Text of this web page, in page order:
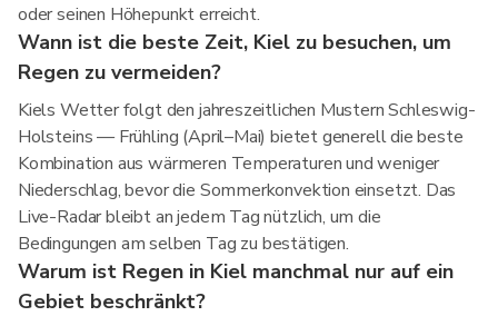
oder seinen Höhepunkt erreicht.
Wann ist die beste Zeit, Kiel zu besuchen, um
Regen zu vermeiden?
Kiels Wetter folgt den jahreszeitlichen Mustern Schleswig-
Holsteins — Frühling (April–Mai) bietet generell die beste
Kombination aus wärmeren Temperaturen und weniger
Niederschlag, bevor die Sommerkonvektion einsetzt. Das
Live-Radar bleibt an jedem Tag nützlich, um die
Bedingungen am selben Tag zu bestätigen.
Warum ist Regen in Kiel manchmal nur auf ein
Gebiet beschränkt?